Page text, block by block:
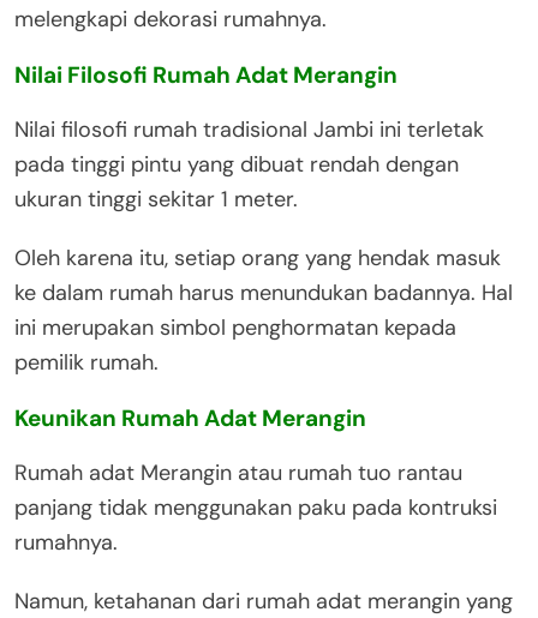
melengkapi dekorasi rumahnya.
Nilai Filosofi Rumah Adat Merangin
Nilai filosofi rumah tradisional Jambi ini terletak
pada tinggi pintu yang dibuat rendah dengan
ukuran tinggi sekitar 1 meter.
Oleh karena itu, setiap orang yang hendak masuk
ke dalam rumah harus menundukan badannya. Hal
ini merupakan simbol penghormatan kepada
pemilik rumah.
Keunikan Rumah Adat Merangin
Rumah adat Merangin atau rumah tuo rantau
panjang tidak menggunakan paku pada kontruksi
rumahnya.
Namun, ketahanan dari rumah adat merangin yang